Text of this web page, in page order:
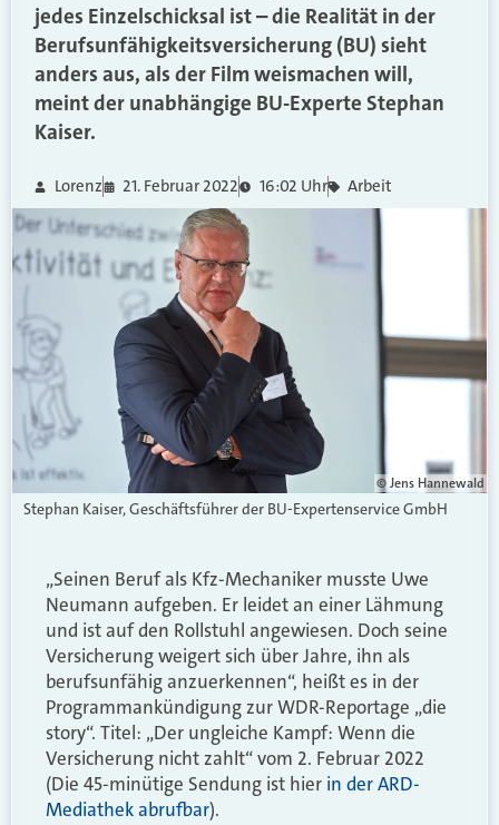
jedes Einzelschicksal ist – die Realität in der
Berufsunfähigkeitsversicherung (BU) sieht
anders aus, als der Film weismachen will,
meint der unabhängige BU-Experte Stephan
Kaiser.
Lorenz 21. Februar 2022 16:02 Uhr Arbeit
© Jens Hannewald
Stephan Kaiser, Geschäftsführer der BU-Expertenservice GmbH
„Seinen Beruf als Kfz-Mechaniker musste Uwe
Neumann aufgeben. Er leidet an einer Lähmung
und ist auf den Rollstuhl angewiesen. Doch seine
Versicherung weigert sich über Jahre, ihn als
berufsunfähig anzuerkennen“, heißt es in der
Programmankündigung zur WDR-Reportage „die
story“. Titel: „Der ungleiche Kampf: Wenn die
Versicherung nicht zahlt“ vom 2. Februar 2022
(Die 45-minütige Sendung ist hier in der ARD-
Mediathek abrufbar).